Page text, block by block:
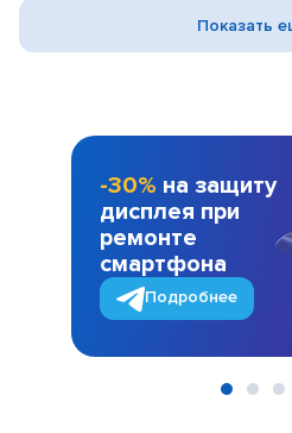
Показать
-30% на защиту
дисплея при
ремонте
смартфона
Подробнее